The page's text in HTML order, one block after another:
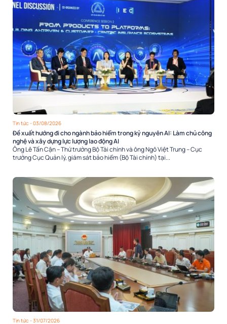
Tin tức - 03/08/2026
Đề xuất hướng đi cho ngành bảo hiểm trong kỷ nguyên AI: Làm chủ công
nghệ và xây dựng lực lượng lao động AI
Ông Lê Tấn Cận – Thứ trưởng Bộ Tài chính và ông Ngô Việt Trung – Cục
trưởng Cục Quản lý, giám sát bảo hiểm (Bộ Tài chính) tại...
Tin tức - 31/07/2026